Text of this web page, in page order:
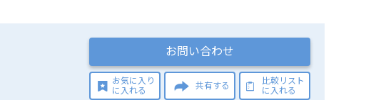
お問い合わせ
お気に入り
に入れる
共有する
比較リスト
に入れる